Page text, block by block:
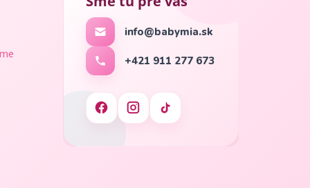
info@babymia.sk
+421 911 277 673